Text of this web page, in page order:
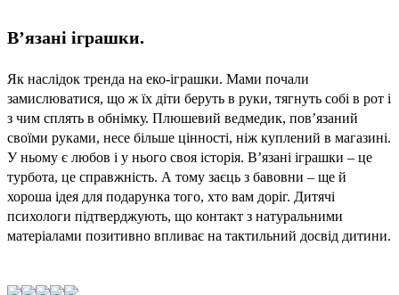
В’язані іграшки.
Як наслідок тренда на еко-іграшки. Мами почали
замислюватися, що ж їх діти беруть в руки, тягнуть собі в рот і
з чим сплять в обнімку. Плюшевий ведмедик, пов’язаний
своїми руками, несе більше цінності, ніж куплений в магазині.
У ньому є любов і у нього своя історія. В’язані іграшки – це
турбота, це справжність. А тому заєць з бавовни – ще й
хороша ідея для подарунка того, хто вам доріг. Дитячі
психологи підтверджують, що контакт з натуральними